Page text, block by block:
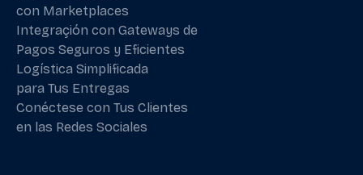
con Marketplaces
Integraçión con Gateways de
Pagos Seguros y Eficientes
Logística Simplificada
para Tus Entregas
Conéctese con Tus Clientes
en las Redes Sociales